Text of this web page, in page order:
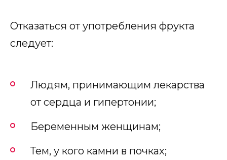
Отказаться от употребления фрукта
следует:
Людям, принимающим лекарства
от сердца и гипертонии;
Беременным женщинам;
Тем, у кого камни в почках;